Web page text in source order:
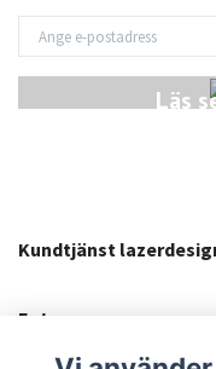
Läs
Kundtjänst
Fotmeny